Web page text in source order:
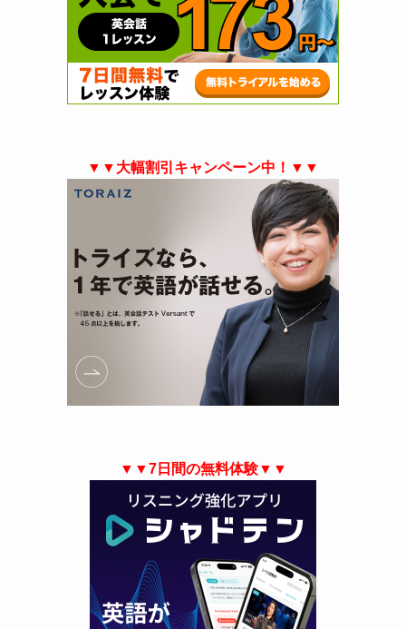
▼▼大幅割引キャンペーン中！▼▼
▼▼7日間の無料体験▼▼